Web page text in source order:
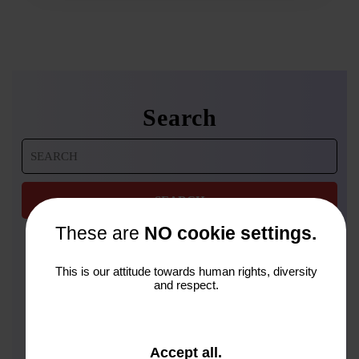
Search
for:
Archives
These are NO cookie settings.
This is our attitude towards human rights, diversity
and respect.
Accept alland
.